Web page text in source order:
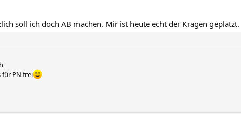
soll ich doch AB machen. Mir ist heute echt der Kragen geplatzt.
PN frei